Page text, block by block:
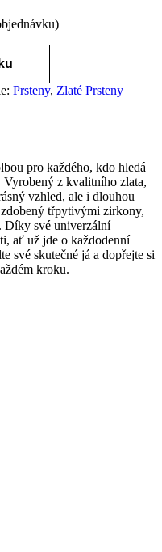
Prsteny, Zlaté Prsteny
pro každého, kdo hledá
Vyrobený z kvalitního zlata,
vzhled, ale i dlouhou
třpytivými zirkony,
Díky své univerzální
ať už jde o každodenní
své skutečné já a dopřejte si
kroku.